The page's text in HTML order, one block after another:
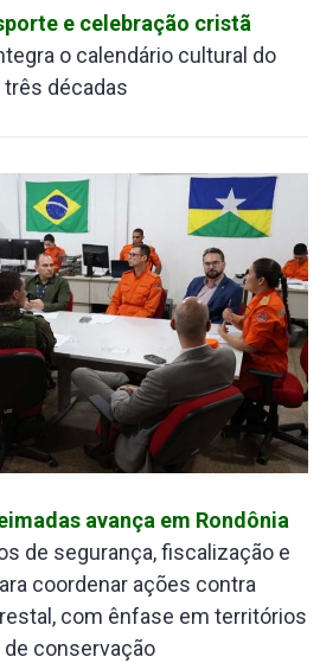
e celebração cristã
o calendário cultural do
décadas
avança em Rondônia
de segurança, fiscalização e
coordenar ações contra
com ênfase em territórios
conservação